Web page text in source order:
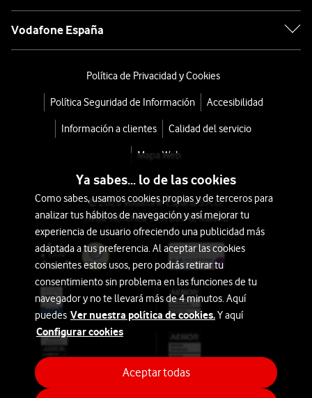
Vodafone España
Política de Privacidad y Cookies
Política Seguridad de Información Accesibilidad
Información a clientes Calidad del servicio
Mapa Web
© 2026 Vodafone España S.A.U.
Avda. América 115, 28042 Madrid
Ya sabes... lo de las cookies
Como sabes, usamos cookies propias y de terceros para
analizar tus hábitos de navegación y así mejorar tu
experiencia de usuario ofreciendo una publicidad más
adaptada a tus preferencia. Al aceptar las cookies
consientes estos usos, pero podrás retirar tu
consentimiento sin problema en las funciones de tu
navegador y no te llevará más de 4 minutos. Aquí
puedes Ver nuestra política de cookies.Y aquí
Configurar cookies
Aceptar todas